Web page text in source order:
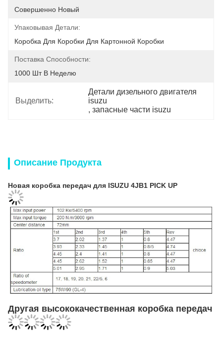
Совершенно Новый
Упаковывая Детали:
Коробка Для Коробки Для Картонной Коробки
Поставка Способности:
1000 Шт В Неделю
Выделить:
Детали дизельного двигателя
isuzu
, запасные части isuzu
Описание Продукта
Новая коробка передач для ISUZU 4JB1 PICK UP
Другая высококачественная коробка передач